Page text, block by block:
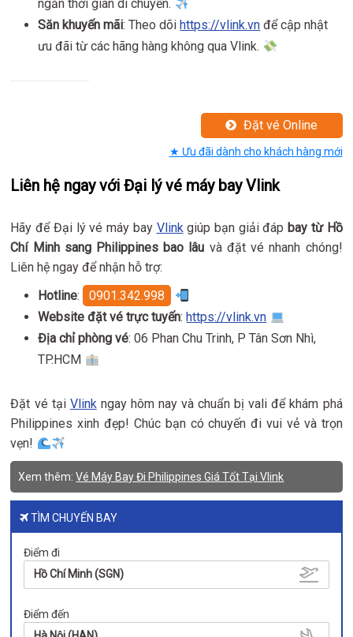
ngắn thời gian di chuyển.
Săn khuyến mãi: Theo dõihttps://vlink.vn để cập nhật
ưu đãi từ các hãng hàng không qua Vlink.
Đặt vé Online
★ Ưu đãi dành cho khách hàng mới
Liên hệ ngay với Đại lý vé máy bay Vlink
Hãy để Đại lý vé máy bay Vlinkgiúp bạn giải đáp bay từ Hồ
Chí Minh sang Philippines bao lâu và đặt vé nhanh chóng!
Liên hệ ngay để nhận hỗ trợ:
Hotline:
0901.342.998
Website đặt vé trực tuyến:https://vlink.vn
Địa chỉ phòng vé: 06 Phan Chu Trinh, P Tân Sơn Nhì,
TP.HCM
Đặt vé tại Vlinkngay hôm nay và chuẩn bị vali để khám phá
Philippines xinh đẹp! Chúc bạn có chuyến đi vui vẻ và trọn
vẹn!
Xem thêm:Vé Máy Bay Đi Philippines Giá Tốt Tại Vlink
TÌM CHUYẾN BAY
Điểm đi
Hồ Chí Minh (SGN)
Điểm đến